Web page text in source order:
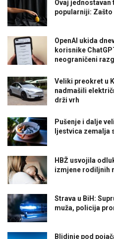
Ovaj
popularniji:
OpenAI ukida
korisnike
neograničeni
Veliki preokret u
nadmašili
drži vrh
Pušenje i dalje
ljestvica zemalja
HBŽ usvojila
izmjene rodiljnih
Strava u BiH:
muža, policija
Blidinje pod